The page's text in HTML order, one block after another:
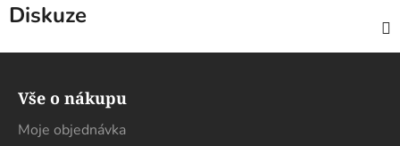
Diskuze
Vše o nákupu
Moje objednávka